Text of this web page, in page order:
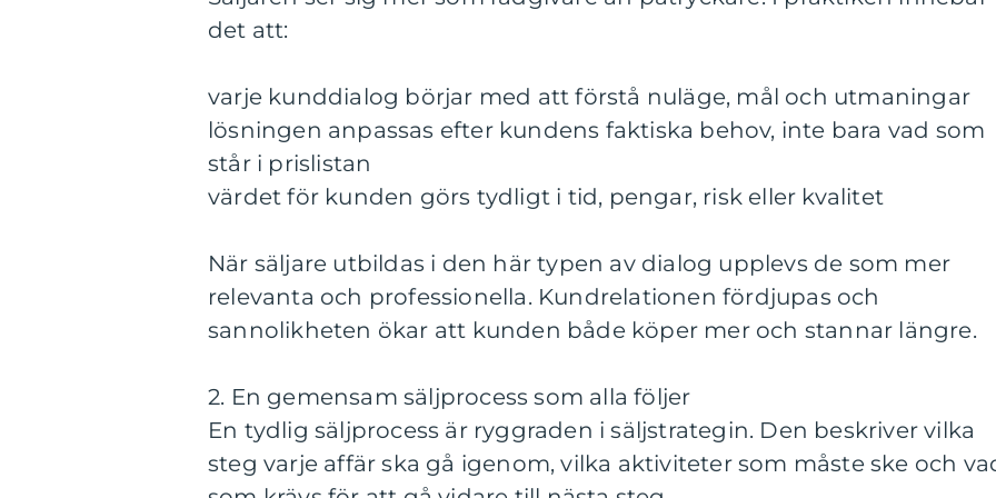
det att:
varje kunddialog börjar med att förstå nuläge, mål och utmaningar
lösningen anpassas efter kundens faktiska behov, inte bara vad som
står i prislistan
värdet för kunden görs tydligt i tid, pengar, risk eller kvalitet
När säljare utbildas i den här typen av dialog upplevs de som mer
relevanta och professionella. Kundrelationen fördjupas och
sannolikheten ökar att kunden både köper mer och stannar längre.
2. En gemensam säljprocess som alla följer
En tydlig säljprocess är ryggraden i säljstrategin. Den beskriver vilka
steg varje affär ska gå igenom, vilka aktiviteter som måste ske och